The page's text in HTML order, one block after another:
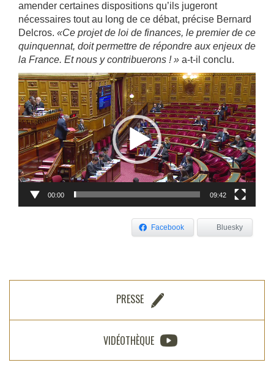
amender certaines dispositions qu’ils jugeront
nécessaires tout au long de ce débat, précise Bernard
Delcros. «Ce projet de loi de finances, le premier de ce
quinquennat, doit permettre de répondre aux enjeux de
la France. Et nous y contribuerons ! » a-t-il conclu.
Lecteur
vidéo
00:00 09:42
Facebook Bluesky
PRESSE
VIDÉOTHÈQUE